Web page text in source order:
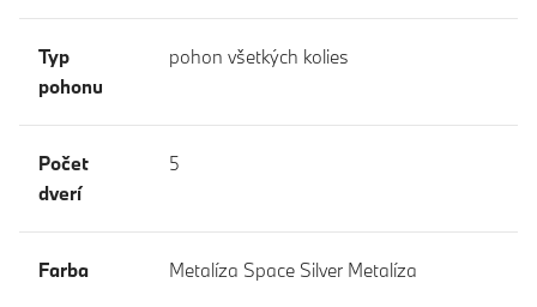
Typ
pohonu
pohon všetkých kolies
Počet
dverí
5
Farba Metalíza Space Silver Metalíza